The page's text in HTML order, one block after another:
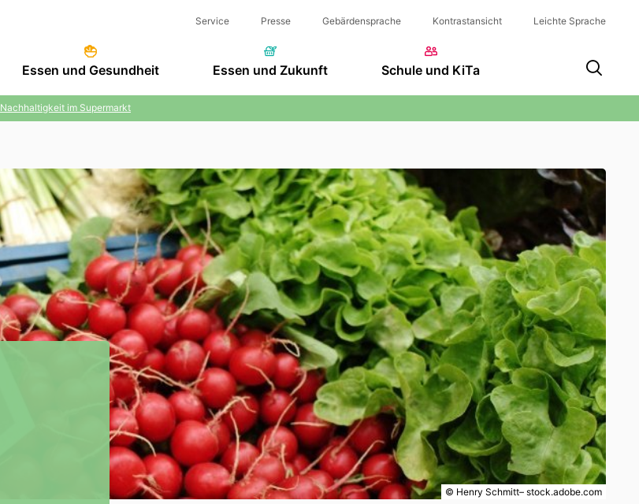
Service Presse Gebärdensprache Kontrastansicht Leichte Sprache
Essen und Gesundheit Essen und Zukunft Schule und KiTa
Nachhaltigkeit im Supermarkt
© Henry Schmitt– stock.adobe.com